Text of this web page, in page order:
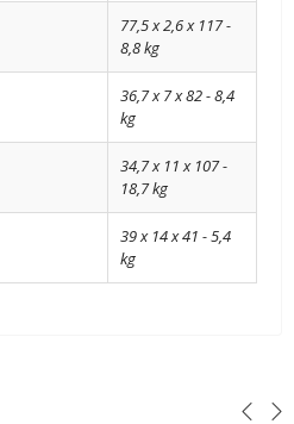
77,5 x 2,6 x 117 -
8,8 kg
36,7 x 7 x 82 - 8,4
kg
34,7 x 11 x 107 -
18,7 kg
39 x 14 x 41 - 5,4
kg